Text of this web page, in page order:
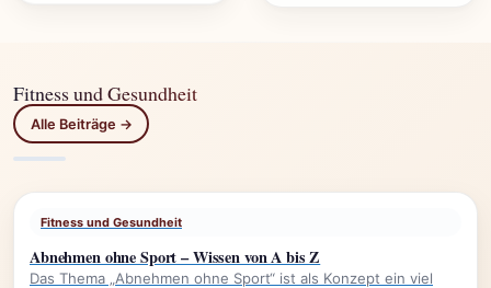
Fitness und Gesundheit
Alle Beiträge →
Fitness und Gesundheit
Abnehmen ohne Sport – Wissen von A bis Z
Das Thema „Abnehmen ohne Sport“ ist als Konzept ein viel